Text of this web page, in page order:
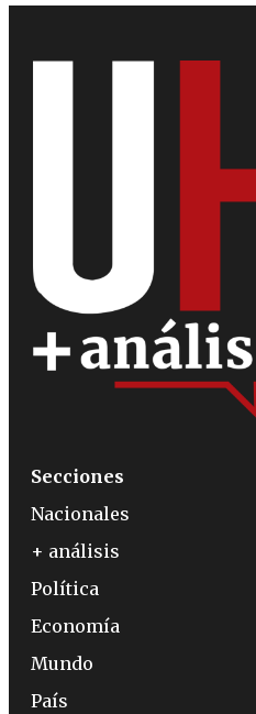
Secciones
Nacionales
+ análisis
Política
Economía
Mundo
País